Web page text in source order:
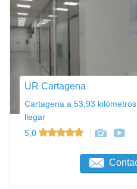
UR Cartagena
Cartagena a 53,93
llegar
5,0